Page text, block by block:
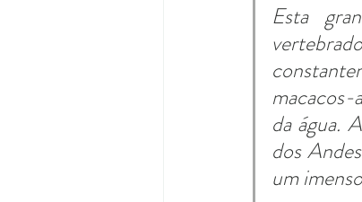
Esta
macacos-
da água.
dos
um